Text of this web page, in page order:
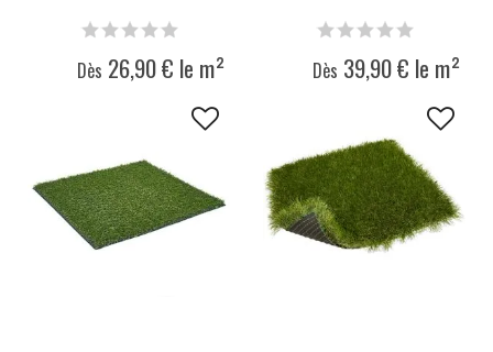
Dès 26,90 € le m² Dès 39,90 € le m²